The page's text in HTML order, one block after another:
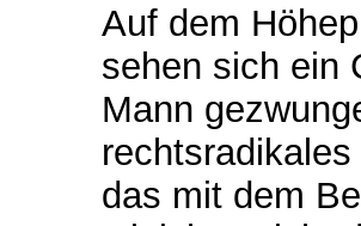
Auf dem
sehen sich ein
Mann
das mit dem